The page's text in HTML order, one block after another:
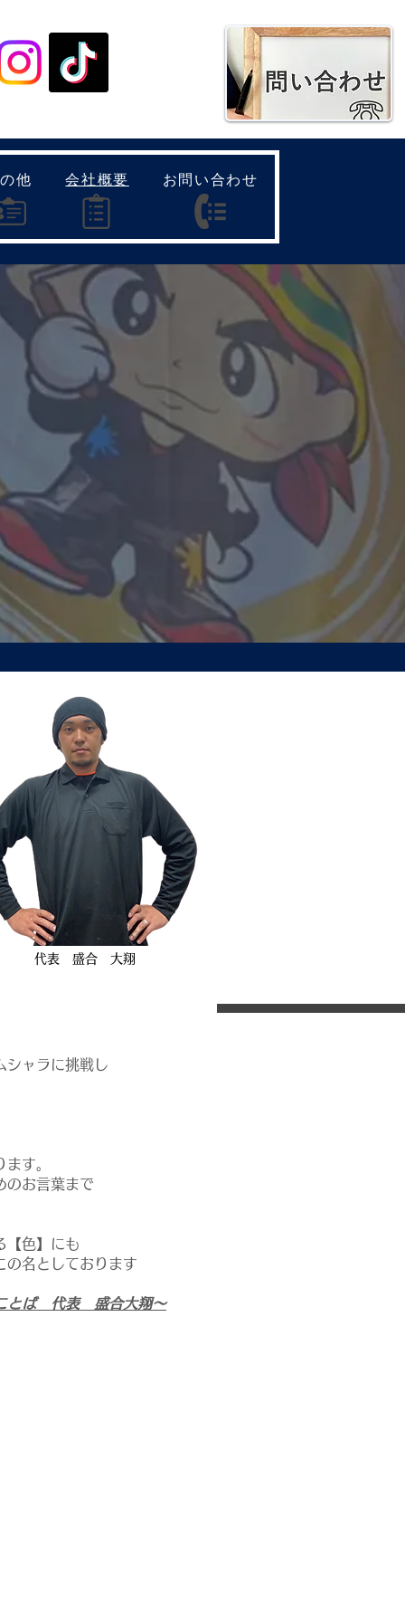
他 会社概要 お問い合わせ
シャラに挑戦し
す。
のお言葉まで
【色】にも
名としております
とば 代表 盛合大翔～
​代表 盛合 大翔